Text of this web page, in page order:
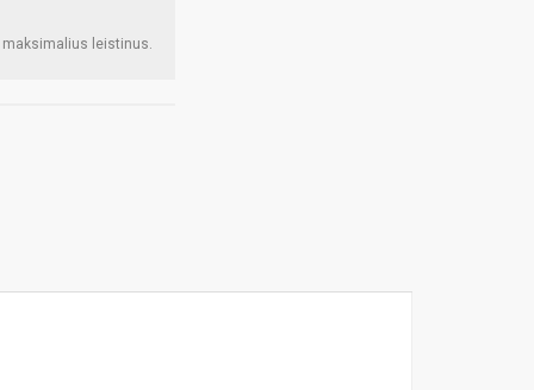
maksimalius leistinus.